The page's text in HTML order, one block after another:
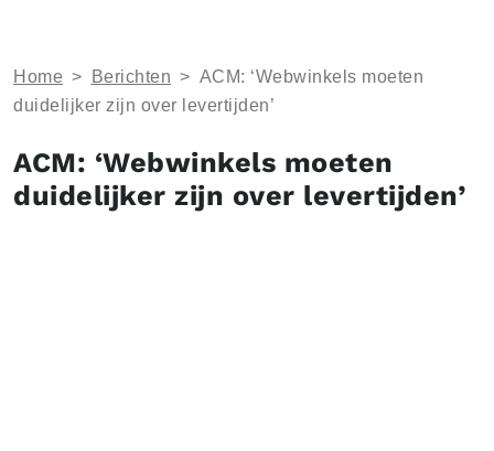
Home > Berichten > ACM: ‘Webwinkels moeten
duidelijker zijn over levertijden’
ACM: ‘Webwinkels moeten
duidelijker zijn over levertijden’